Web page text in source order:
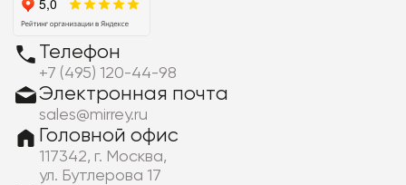
Телефон
+7 (495) 120-44-98
Электронная почта
sales@mirrey.ru
Головной офис
117342, г. Москва,
ул. Бутлерова 17